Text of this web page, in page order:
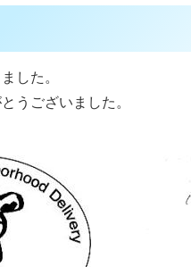
した。
うございました。